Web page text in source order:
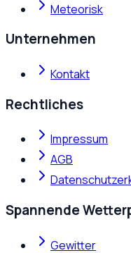
Meteorisk
Unternehmen
Kontakt
Rechtliches
Impressum
AGB
Spannende
Gewitter